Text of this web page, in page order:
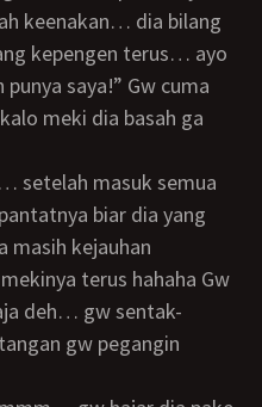
keenakan… dia bilang
kepengen terus… ayo
saya!” Gw cuma
meki dia basah ga
biar dia yang
masih kejauhan
terus hahaha Gw
deh… gw sentak-
gw pegangin